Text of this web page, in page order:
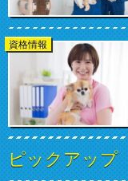
資格情報
ピックアップ